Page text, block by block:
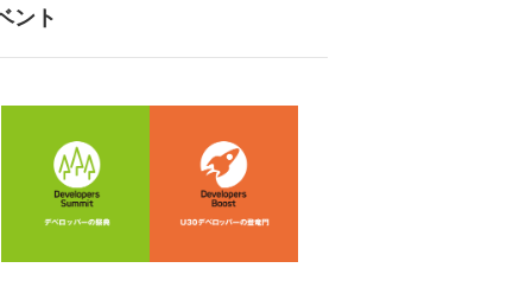
ント